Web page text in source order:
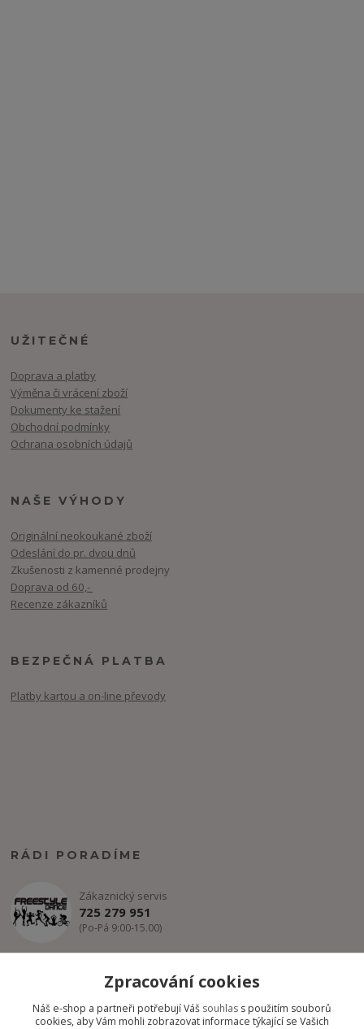
UŽITEČNÉ
Doprava a platby
Výměna či vrácení zboží
Dokumenty ke stažení
Obchodní podmínky
Ochrana osobních údajů
NAŠE VÝHODY
Originální neokoukané zboží
Odeslání do pr. dvou dnů
Zkušenosti z kamenné prodejny
Doprava od 60,-
Recenze zákazníků
BEZPEČNÁ PLATBA
Platby kartou a on-line převody
RÁDI PORADÍME
Zákaznický servis
725 279 951
(Po-Pá 9:00-15.00)
Zpracování cookies
Náš e-shop a partneři potřebují Váš souhlas s použitím souborů
cookies, aby Vám mohli zobrazovat informace týkající se Vašich